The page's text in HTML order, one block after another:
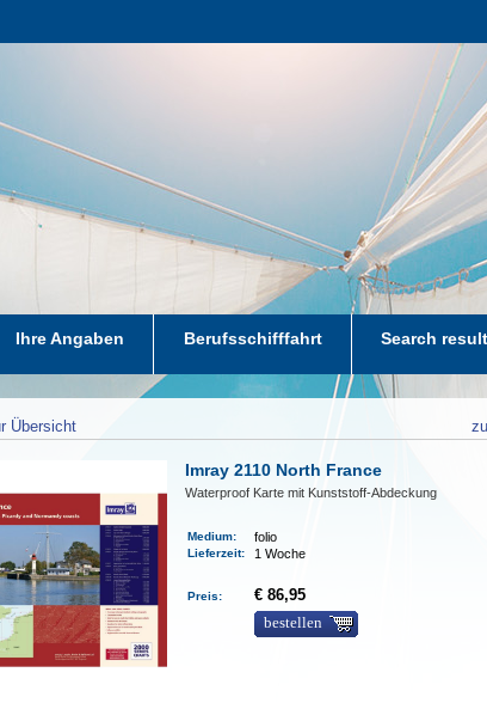
Ihre Angaben Berufsschifffahrt Search
Übersicht
Imray 2110 North France
Waterproof Karte mit Kunststoff-Abdeckung
Medium: folio
Lieferzeit: 1 Woche
Preis:
€ 86,95
bestellen